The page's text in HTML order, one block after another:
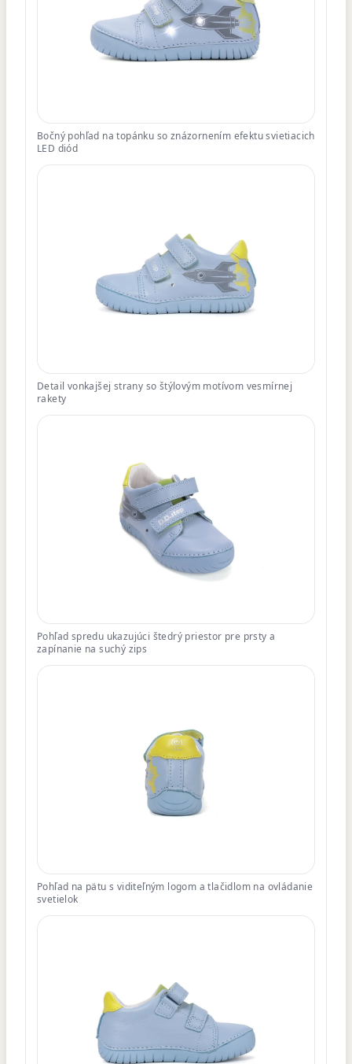
Bočný pohľad na topánku so znázornením efektu svietiacich
LED diód
Detail vonkajšej strany so štýlovým motívom vesmírnej
rakety
Pohľad spredu ukazujúci štedrý priestor pre prsty a
zapínanie na suchý zips
Pohľad na pätu s viditeľným logom a tlačidlom na ovládanie
svetielok